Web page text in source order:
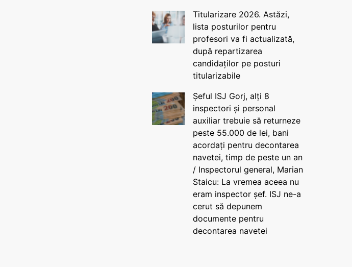
Titularizare 2026. Astăzi,
lista posturilor pentru
profesori va fi actualizată,
după repartizarea
candidaților pe posturi
titularizabile
Șeful ISJ Gorj, alți 8
inspectori și personal
auxiliar trebuie să returneze
peste 55.000 de lei, bani
acordați pentru decontarea
navetei, timp de peste un an
/ Inspectorul general, Marian
Staicu: La vremea aceea nu
eram inspector șef. ISJ ne-a
cerut să depunem
documente pentru
decontarea navetei